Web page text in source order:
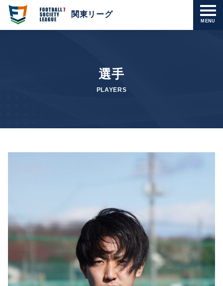
MENU
関東リーグ
選手
PLAYERS